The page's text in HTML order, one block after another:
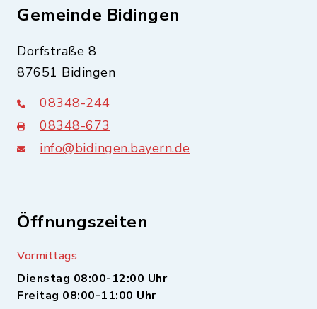
Gemeinde Bidingen
Dorfstraße 8
87651 Bidingen
08348-244
08348-673
info@bidingen.bayern.de
Öffnungszeiten
Vormittags
Dienstag 08:00-12:00 Uhr
Freitag 08:00-11:00 Uhr